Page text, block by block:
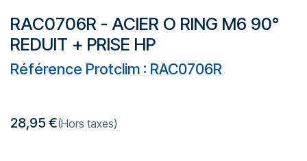
RAC0706R - ACIER O RING M6 90°
REDUIT + PRISE HP
Référence Protclim : RAC0706R
28,95€(Hors taxes)